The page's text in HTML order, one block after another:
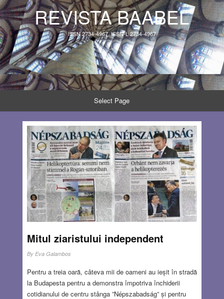
REVISTA BAABEL
ISSN 2734-4967, ISSN-L 2734-4967
Select Page
Mitul ziaristului independent
By Eva Galambos
Pentru a treia oară, câteva mii de oameni au ieșit în stradă
la Budapesta pentru a demonstra împotriva închiderii
cotidianului de centru stânga ”Népszabadság” și pentru